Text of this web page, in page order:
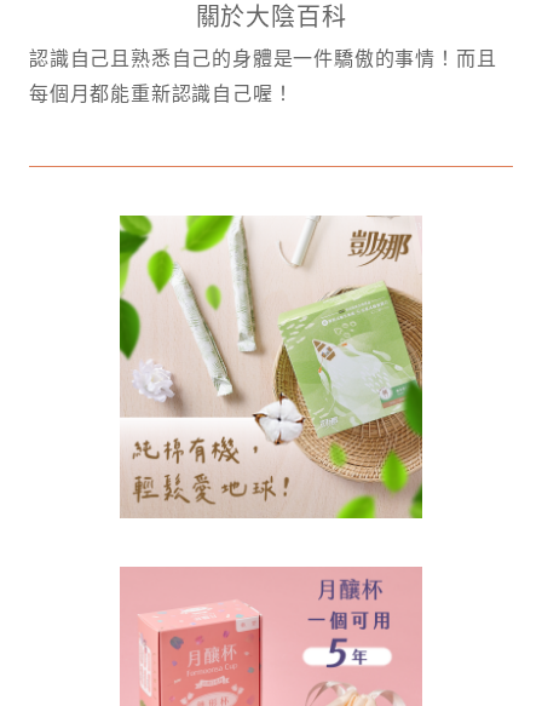
關於大陰百科
認識自己且熟悉自己的身體是一件驕傲的事情！而且
每個月都能重新認識自己喔！